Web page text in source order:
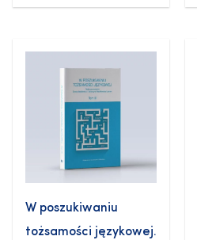
W poszukiwaniu
tożsamości językowej.